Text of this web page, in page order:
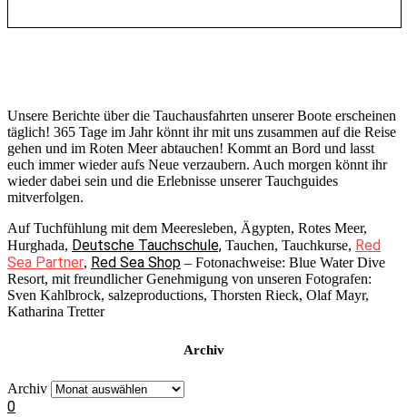
Unsere Berichte über die Tauchausfahrten unserer Boote erscheinen
täglich! 365 Tage im Jahr könnt ihr mit uns zusammen auf die Reise
gehen und im Roten Meer abtauchen! Kommt an Bord und lasst
euch immer wieder aufs Neue verzaubern. Auch morgen könnt ihr
wieder dabei sein und die Erlebnisse unserer Tauchguides
mitverfolgen.
Auf Tuchfühlung mit dem Meeresleben, Ägypten, Rotes Meer,
Hurghada, Deutsche Tauchschule, Tauchen, Tauchkurse, Red
Sea Partner, Red Sea Shop – Fotonachweise: Blue Water Dive
Resort, mit freundlicher Genehmigung von unseren Fotografen:
Sven Kahlbrock, salzeproductions, Thorsten Rieck, Olaf Mayr,
Katharina Tretter
Archiv
Archiv
0